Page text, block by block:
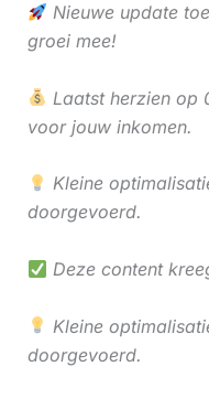
Nieuwe update
groei mee!
Laatst herzien op
voor jouw inkomen.
Kleine
doorgevoerd.
Deze content
Kleine
doorgevoerd.